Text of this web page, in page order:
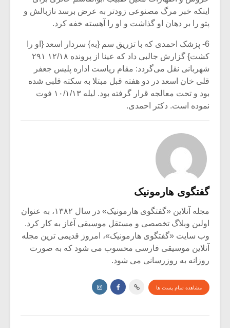
اینکه خبر مرگ مصنوعی زودتر به عرض برسد نازبالش و
پتو را بر دهان او گذاشت و او را آهسته خفه کرد.
6- پزشک احمدی که با تزریق سم {به} سردار اسعد {او را
کشت} گزارش جالبی داد که عینا از پرونده ۱۲/۱۸ ۲۹۱
شهربانی نقل می‌گردد: مقام ریاست اداره پلیس جعفر
قلی خان‌ اسعد در دو هفته قبل مبتلا به سکته قلبی شده
بود و تحت معالجه قرار گرفته بود. لیله‌ ۱۰/۱/۱۳ فوت
نموده است. دکتر احمدی.
گفتگوی هارمونیک
مجله آنلاین «گفتگوی هارمونیک» در سال ۱۳۸۲، به عنوان
اولین وبلاگ تخصصی و مستقل موسیقی آغاز به کار کرد.
وب سایت «گفتگوی هارمونیک»، امروز قدیمی ترین مجله
آنلاین موسیقی فارسی محسوب می شود که به صورت
روزانه به روزرسانی می شود.
مشاهده تمام پست ها